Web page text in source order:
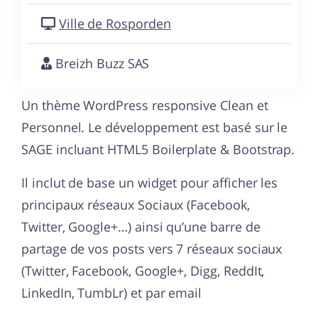
Ville de Rosporden
Breizh Buzz SAS
Un thème WordPress responsive Clean et
Personnel. Le développement est basé sur le
SAGE incluant HTML5 Boilerplate & Bootstrap.
Il inclut de base un widget pour afficher les
principaux réseaux Sociaux (Facebook,
Twitter, Google+…) ainsi qu’une barre de
partage de vos posts vers 7 réseaux sociaux
(Twitter, Facebook, Google+, Digg, ReddIt,
LinkedIn, TumbLr) et par email